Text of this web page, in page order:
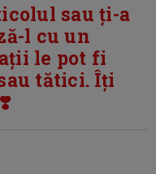
sau ți-a
l cu un
le pot fi
tătici. Îți